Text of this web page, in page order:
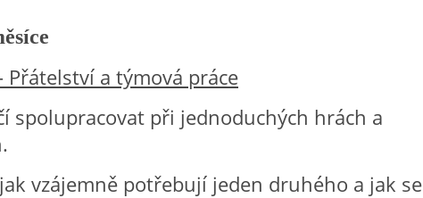
Přátelství a týmová práce
spolupracovat při jednoduchých hrách a
vzájemně potřebují jeden druhého a jak se